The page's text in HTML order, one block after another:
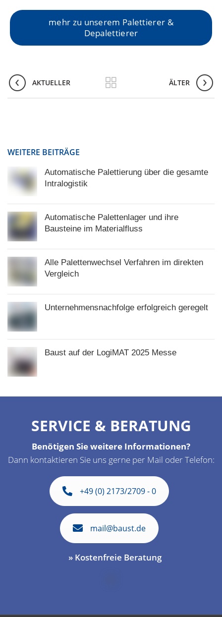
mehr zu unserem Palettierer &
Depalettierer
AKTUELLER ÄLTER
WEITERE BEITRÄGE
Automatische Palettierung über die gesamte
Intralogistik
Automatische Palettenlager und ihre
Bausteine im Materialfluss
Alle Palettenwechsel Verfahren im direkten
Vergleich
Unternehmensnachfolge erfolgreich geregelt
Baust auf der LogiMAT 2025 Messe
SERVICE & BERATUNG
Benötigen Sie weitere Informationen?
Dann kontaktieren Sie uns gerne per Mail oder Telefon:
+49 (0) 2173/2709 - 0
mail@baust.de
» Kostenfreie Beratung